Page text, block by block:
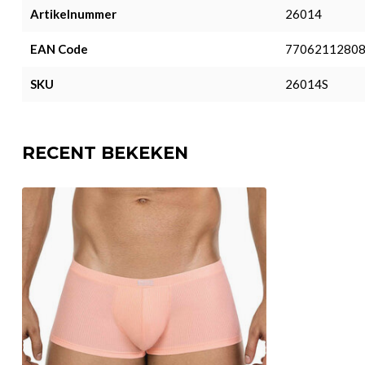
Artikelnummer 26014
EAN Code
SKU 26014S
RECENT BEKEKEN